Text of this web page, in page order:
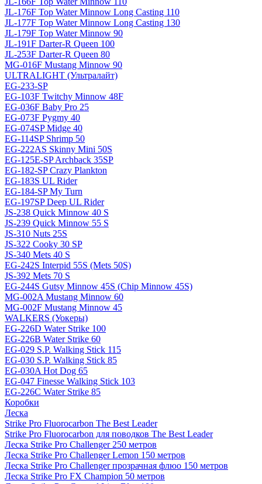
JL-176F Top Water Minnow Long Casting 110
JL-177F Top Water Minnow Long Casting 130
JL-179F Top Water Minnow 90
JL-191F Darter-R Queen 100
JL-253F Darter-R Queen 80
MG-016F Mustang Minnow 90
ULTRALIGHT (Ультралайт)
EG-233-SP
EG-103F Twitchy Minnow 48F
EG-036F Baby Pro 25
EG-073F Pygmy 40
EG-074SP Midge 40
EG-114SP Shrimp 50
EG-222AS Skinny Mini 50S
EG-125E-SP Archback 35SP
EG-182-SP Crazy Plankton
EG-183S UL Rider
EG-184-SP My Turn
EG-197SP Deep UL Rider
JS-238 Quick Minnow 40 S
JS-239 Quick Minnow 55 S
JS-310 Nuts 25S
JS-322 Cooky 30 SP
JS-340 Mets 40 S
EG-242S Interpid 55S (Mets 50S)
JS-392 Mets 70 S
EG-244S Gutsy Minnow 45S (Chip Minnow 45S)
MG-002A Mustang Minnow 60
MG-002F Mustang Minnow 45
WALKERS (Уокеры)
EG-226D Water Strike 100
EG-226B Water Strike 60
EG-029 S.P. Walking Stick 115
EG-030 S.P. Walking Stick 85
EG-030A Hot Dog 65
EG-047 Finesse Walking Stick 103
EG-226C Water Strike 85
Коробки
Леска
Strike Pro Fluorocarbon The Best Leader
Strike Pro Fluorocarbon для поводков The Best Leader
Леска Strike Pro Challenger 250 метров
Леска Strike Pro Challenger Lemon 150 метров
Леска Strike Pro Challenger прозрачная флюо 150 метров
Леска Strike Pro FX Champion 50 метров